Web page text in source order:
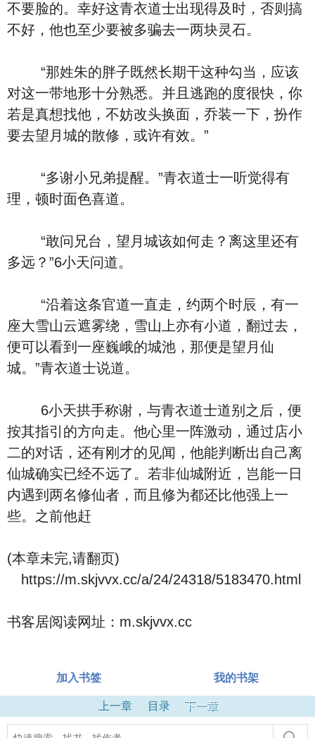
不要脸的。幸好这青衣道士出现得及时，否则搞
不好，他也至少要被多骗去一两块灵石。
“那姓朱的胖子既然长期干这种勾当，应该
对这一带地形十分熟悉。并且逃跑的度很快，你
若是真想找他，不妨改头换面，乔装一下，扮作
要去望月城的散修，或许有效。”
“多谢小兄弟提醒。”青衣道士一听觉得有
理，顿时面色喜道。
“敢问兄台，望月城该如何走？离这里还有
多远？”6小天问道。
“沿着这条官道一直走，约两个时辰，有一
座大雪山云遮雾绕，雪山上亦有小道，翻过去，
便可以看到一座巍峨的城池，那便是望月仙
城。”青衣道士说道。
6小天拱手称谢，与青衣道士道别之后，便
按其指引的方向走。他心里一阵激动，通过店小
二的对话，还有刚才的见闻，他能判断出自己离
仙城确实已经不远了。若非仙城附近，岂能一日
内遇到两名修仙者，而且修为都还比他强上一
些。之前他赶
(本章未完,请翻页)
https://m.skjvvx.cc/a/24/24318/5183470.html
书客居阅读网址：m.skjvvx.cc
加入书签 我的书架
上一章 目录 下一章